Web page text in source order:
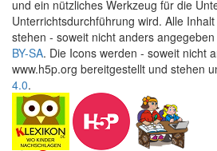
und ein nützliches Werkzeug für die
Unterrichtsdurchführung wird. Alle
stehen - soweit nicht anders
BY-SA. Die Icons werden - soweit nicht
www.h5p.org bereitgestellt und stehen
4.0.